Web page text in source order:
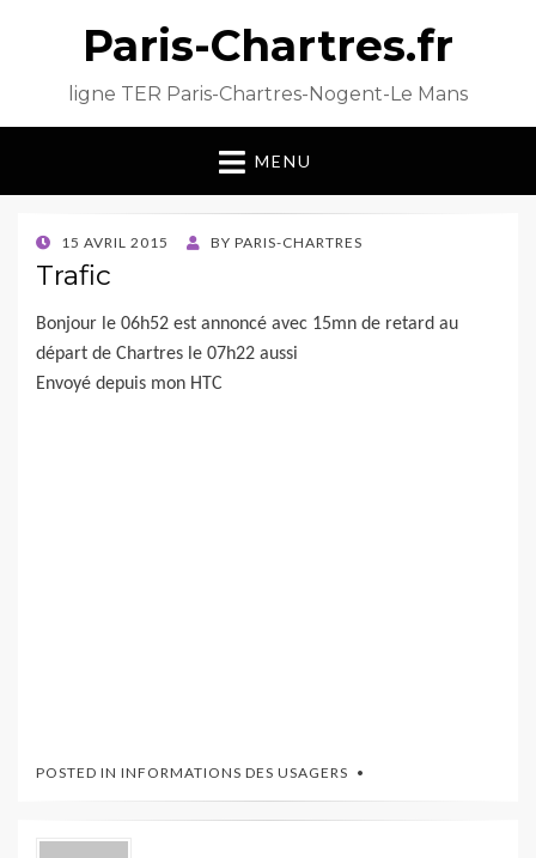
Paris-Chartres.fr
ligne TER Paris-Chartres-Nogent-Le Mans
MENU
POSTED
ON
15 AVRIL 2015 BY PARIS-CHARTRES
Trafic
Bonjour le 06h52 est annoncé avec 15mn de retard au
départ de Chartres le 07h22 aussi
Envoyé depuis mon HTC
POSTED IN INFORMATIONS DES USAGERS